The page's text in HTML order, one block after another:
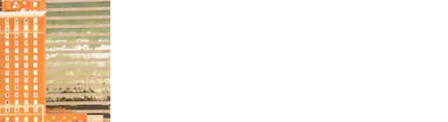
pomocou dotykových gest či potiahnutia prstom.